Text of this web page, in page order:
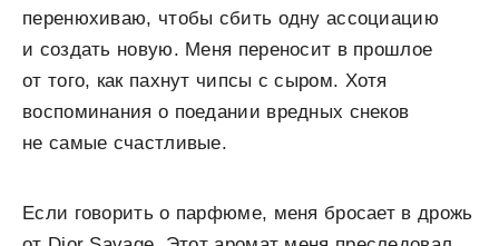
перенюхиваю, чтобы сбить одну ассоциацию
и создать новую. Меня переносит в прошлое
от того, как пахнут чипсы с сыром. Хотя
воспоминания о поедании вредных снеков
не самые счастливые.
Если говорить о парфюме, меня бросает в дрожь